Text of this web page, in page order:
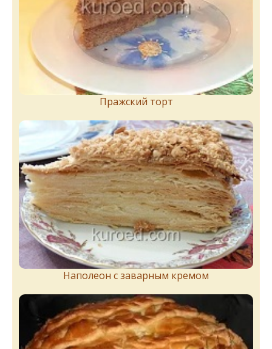
Пражский торт
Наполеон с заварным кремом